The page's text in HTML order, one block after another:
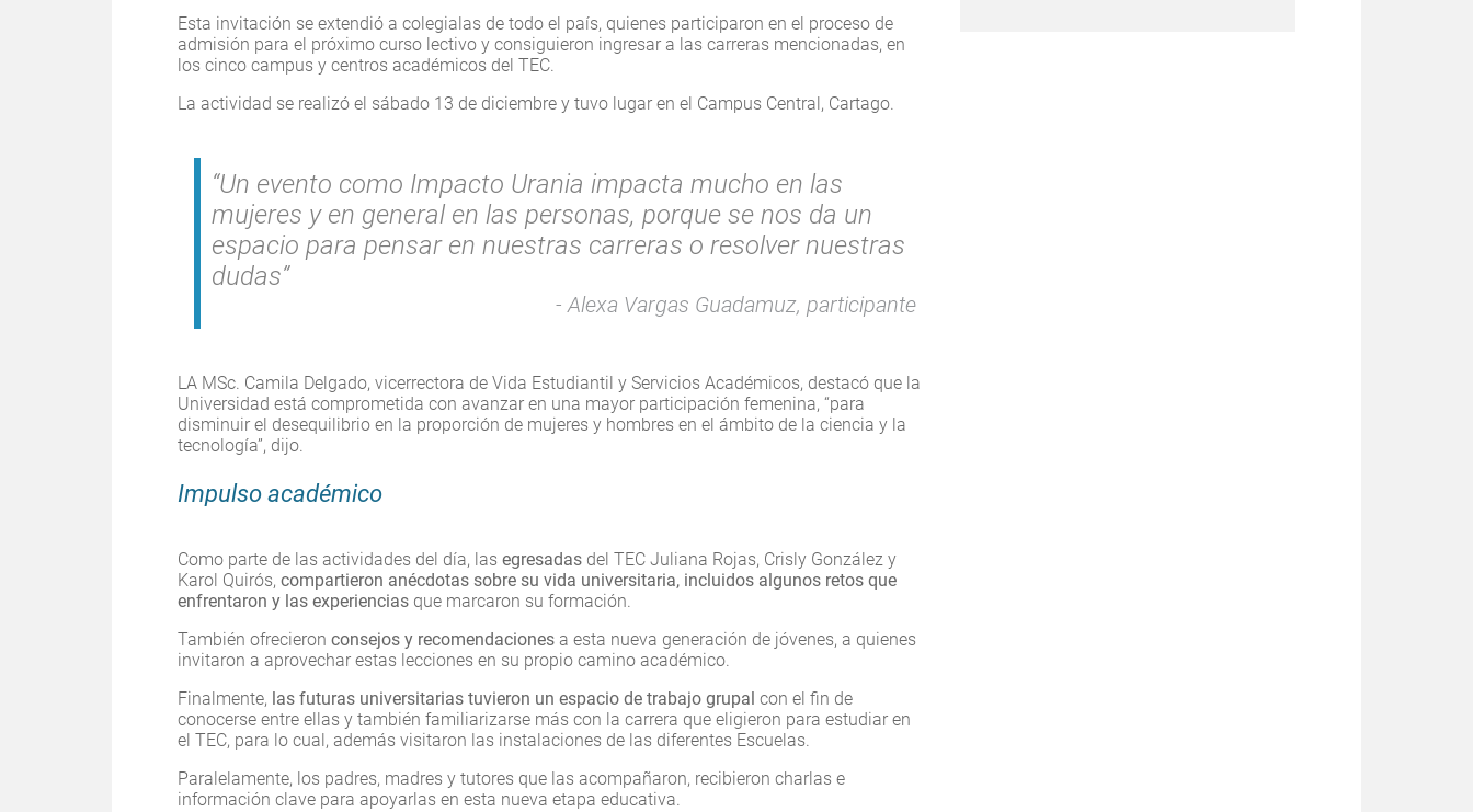
Esta invitación se extendió a colegialas de todo el país, quienes participaron en el proceso de
admisión para el próximo curso lectivo y consiguieron ingresar a las carreras mencionadas, en
los cinco campus y centros académicos del TEC.
La actividad se realizó el sábado 13 de diciembre y tuvo lugar en el Campus Central, Cartago.
“Un evento como Impacto Urania impacta mucho en las
mujeres y en general en las personas, porque se nos da un
espacio para pensar en nuestras carreras o resolver nuestras
dudas”
Alexa Vargas Guadamuz, participante
LA MSc. Camila Delgado, vicerrectora de Vida Estudiantil y Servicios Académicos, destacó que la
Universidad está comprometida con avanzar en una mayor participación femenina, “para
disminuir el desequilibrio en la proporción de mujeres y hombres en el ámbito de la ciencia y la
tecnología”, dijo.
Impulso académico
Como parte de las actividades del día, las egresadas del TEC Juliana Rojas, Crisly González y
Karol Quirós, compartieron anécdotas sobre su vida universitaria, incluidos algunos retos que
enfrentaron y las experiencias que marcaron su formación.
También ofrecieron consejos y recomendaciones a esta nueva generación de jóvenes, a quienes
invitaron a aprovechar estas lecciones en su propio camino académico.
Finalmente, las futuras universitarias tuvieron un espacio de trabajo grupal con el fin de
conocerse entre ellas y también familiarizarse más con la carrera que eligieron para estudiar en
el TEC, para lo cual, además visitaron las instalaciones de las diferentes Escuelas.
Paralelamente, los padres, madres y tutores que las acompañaron, recibieron charlas e
información clave para apoyarlas en esta nueva etapa educativa.